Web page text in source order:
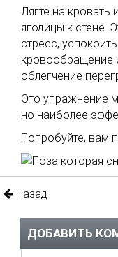
Лягте на кровать
ягодицы к стене.
стресс,
кровообращение
облегчение
Это упражнение
но наиболее
Попробуйте, вам
Назад
ДОБАВИТЬ